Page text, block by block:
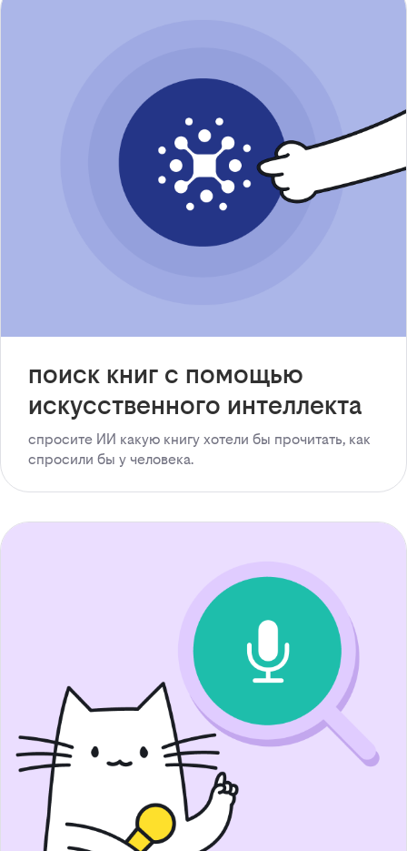
поиск книг с помощью
искусственного интеллекта
спросите ИИ какую книгу хотели бы прочитать, как
спросили бы у человека.